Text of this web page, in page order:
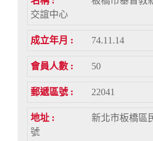
交誼中心
74.11.14
50
22041
新北市板橋區
號